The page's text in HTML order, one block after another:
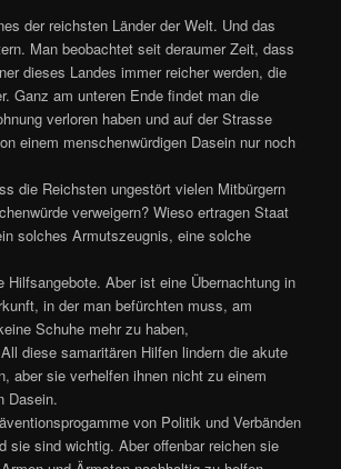
der reichsten Länder der Welt. Und das
Man beobachtet seit deraumer Zeit, dass
dieses Landes immer reicher werden, die
Ganz am unteren Ende findet man die
verloren haben und auf der Strasse
einem menschenwürdigen Dasein nur noch
die Reichsten ungestört vielen Mitbürgern
verweigern? Wieso ertragen Staat
solches Armutszeugnis, eine solche
Hilfsangebote. Aber ist eine Übernachtung in
in der man befürchten muss, am
Schuhe mehr zu haben,
diese samaritären Hilfen lindern die akute
aber sie verhelfen ihnen nicht zu einem
Dasein.
von Politik und Verbänden
sie sind wichtig. Aber offenbar reichen sie